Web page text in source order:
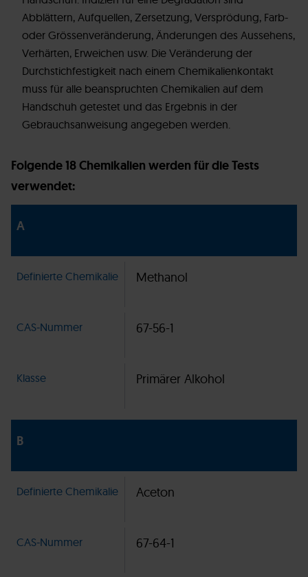
Abblättern, Aufquellen, Zersetzung, Versprödung, Farb-
oder Grössenveränderung, Änderungen des Aussehens,
Verhärten, Erweichen usw. Die Veränderung der
Durchstichfestigkeit nach einem Chemikalienkontakt
muss für alle beanspruchten Chemikalien auf dem
Handschuh getestet und das Ergebnis in der
Gebrauchsanweisung angegeben werden.
Folgende 18 Chemikalien werden für die Tests
verwendet:
A
Definierte Chemikalie Methanol
CAS-Nummer 67-56-1
Klasse Primärer Alkohol
B
Definierte Chemikalie Aceton
CAS-Nummer 67-64-1